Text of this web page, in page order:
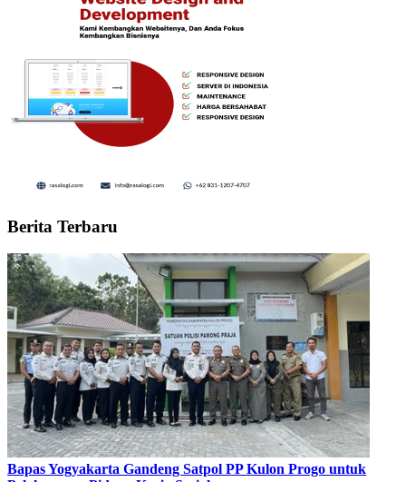
Berita Terbaru
Bapas Yogyakarta Gandeng Satpol PP Kulon Progo untuk